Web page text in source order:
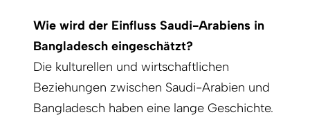
Wie wird der Einfluss Saudi-Arabiens in
Bangladesch eingeschätzt?
Die kulturellen und wirtschaftlichen
Beziehungen zwischen Saudi-Arabien und
Bangladesch haben eine lange Geschichte.